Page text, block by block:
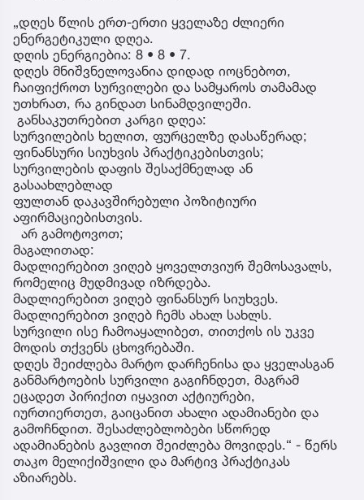
„დღეს წლის ერთ-ერთი ყველაზე ძლიერი
ენერგეტიკული დღეა.
დღის ენერგიებია: 8 • 8 • 7.
დღეს მნიშვნელოვანია დიდად იოცნებოთ,
ჩაიფიქროთ სურვილები და სამყაროს თამამად
უთხრათ, რა გინდათ სინამდვილეში.
განსაკუთრებით კარგი დღეა:
სურვილების ხელით, ფურცელზე დასაწერად;
ფინანსური სიუხვის პრაქტიკებისთვის;
სურვილების დაფის შესაქმნელად ან
გასაახლებლად
ფულთან დაკავშირებული პოზიტიური
აფირმაციებისთვის.
არ გამოტოვოთ;
მაგალითად:
მადლიერებით ვიღებ ყოველთვიურ შემოსავალს,
რომელიც მუდმივად იზრდება.
მადლიერებით ვიღებ ფინანსურ სიუხვეს.
მადლიერებით ვიღებ ჩემს ახალ სახლს.
სურვილი ისე ჩამოაყალიბეთ, თითქოს ის უკვე
მოდის თქვენს ცხოვრებაში.
დღეს შეიძლება მარტო დარჩენისა და ყველასგან
განმარტოების სურვილი გაგიჩნდეთ, მაგრამ
ეცადეთ პირიქით იყავით აქტიურები,
იურთიერთეთ, გაიცანით ახალი ადამიანები და
გამოჩნდით. შესაძლებლობები სწორედ
ადამიანების გავლით შეიძლება მოვიდეს.“ - წერს
თაკო მელიქიშვილი და მარტივ პრაქტიკას
აზიარებს.